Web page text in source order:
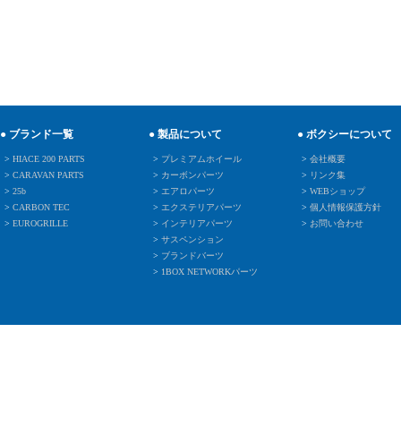
● ブランド一覧
> HIACE 200 PARTS
> CARAVAN PARTS
> 25b
> CARBON TEC
> EUROGRILLE
● 製品について
> プレミアムホイール
> カーボンパーツ
> エアロパーツ
> エクステリアパーツ
> インテリアパーツ
> サスペンション
> ブランドバーツ
> 1BOX NETWORKパーツ
● ボクシーについて
> 会社概要
> リンク集
> WEBショップ
> 個人情報保護方針
> お問い合わせ